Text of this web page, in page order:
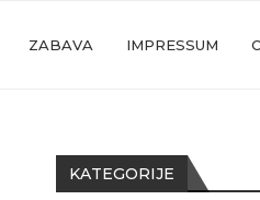
ZABAVA IMPRESSUM
KATEGORIJE